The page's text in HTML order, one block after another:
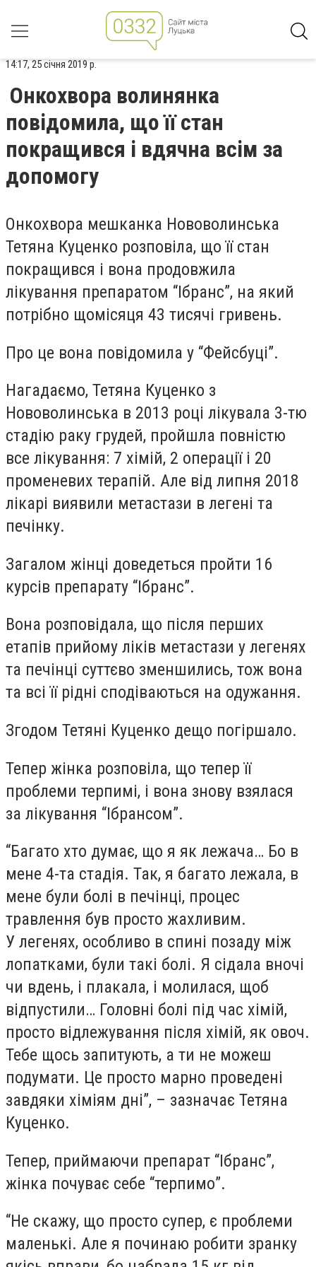
14:17, 25 січня 2019 р.
Онкохвора волинянка
повідомила, що її стан
покращився і вдячна всім за
допомогу
Онкохвора мешканка Нововолинська
Тетяна Куценко розповіла, що її стан
покращився і вона продовжила
лікування препаратом “Ібранс”, на який
потрібно щомісяця 43 тисячі гривень.
Про це вона повідомила у “Фейсбуці”.
Нагадаємо, Тетяна Куценко з
Нововолинська в 2013 році лікувала 3-тю
стадію раку грудей, пройшла повністю
все лікування: 7 хімій, 2 операції і 20
променевих терапій. Але від липня 2018
лікарі виявили метастази в легені та
печінку.
Загалом жінці доведеться пройти 16
курсів препарату “Ібранс”.
Вона розповідала, що після перших
етапів прийому ліків метастази у легенях
та печінці суттєво зменшились, тож вона
та всі її рідні сподіваються на одужання.
Згодом Тетяні Куценко дещо погіршало.
Тепер жінка розповіла, що тепер її
проблеми терпимі, і вона знову взялася
за лікування “Ібрансом”.
“Багато хто думає, що я як лежача… Бо в
мене 4-та стадія. Так, я багато лежала, в
мене були болі в печінці, процес
травлення був просто жахливим.
У легенях, особливо в спині позаду між
лопатками, були такі болі. Я сідала вночі
чи вдень, і плакала, і молилася, щоб
відпустили… Головні болі під час хімій,
просто відлежування після хімій, як овоч.
Тебе щось запитують, а ти не можеш
подумати. Це просто марно проведені
завдяки хіміям дні”, – зазначає Тетяна
Куценко.
Тепер, приймаючи препарат “Ібранс”,
жінка почуває себе “терпимо”.
“Не скажу, що просто супер, є проблеми
маленькі. Але я починаю робити зранку